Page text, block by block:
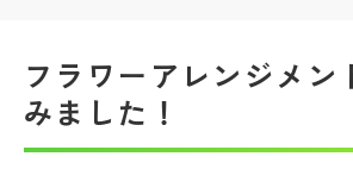
私学探検隊
フラワーアレンジメン
みました！